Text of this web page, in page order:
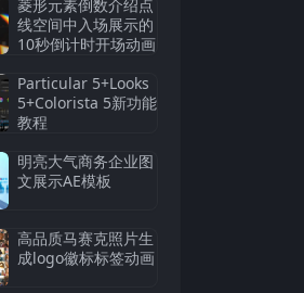
菱形元素倒数介绍点
线空间中入场展示的
10秒倒计时开场动画
Particular 5+Looks
5+Colorista 5新功能
教程
明亮大气商务企业图
文展示AE模板
高品质马赛克照片生
成logo徽标标签动画